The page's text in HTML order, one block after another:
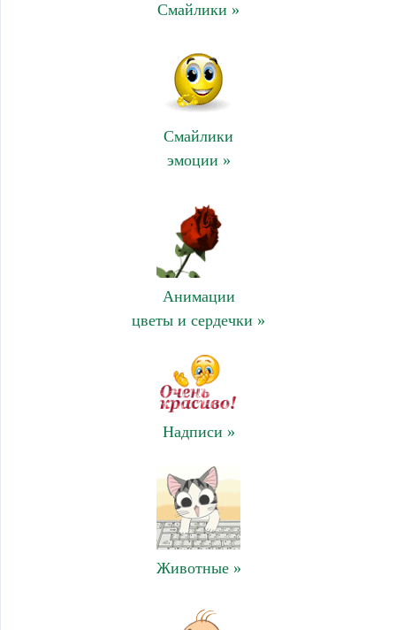
Смайлики »
Смайлики
эмоции »
Анимации
цветы и сердечки »
Надписи »
Животные »